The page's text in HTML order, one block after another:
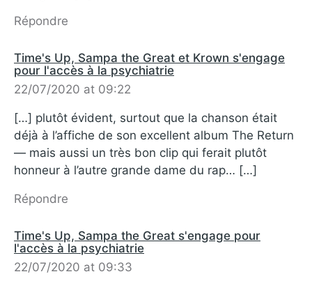
Répondre
Time's Up, Sampa the Great et Krown s'engage
pour l'accès à la psychiatrie
22/07/2020 at 09:22
[…] plutôt évident, surtout que la chanson était
déjà à l’affiche de son excellent album The Return
— mais aussi un très bon clip qui ferait plutôt
honneur à l’autre grande dame du rap… […]
Répondre
Time's Up, Sampa the Great s'engage pour
l'accès à la psychiatrie
22/07/2020 at 09:33